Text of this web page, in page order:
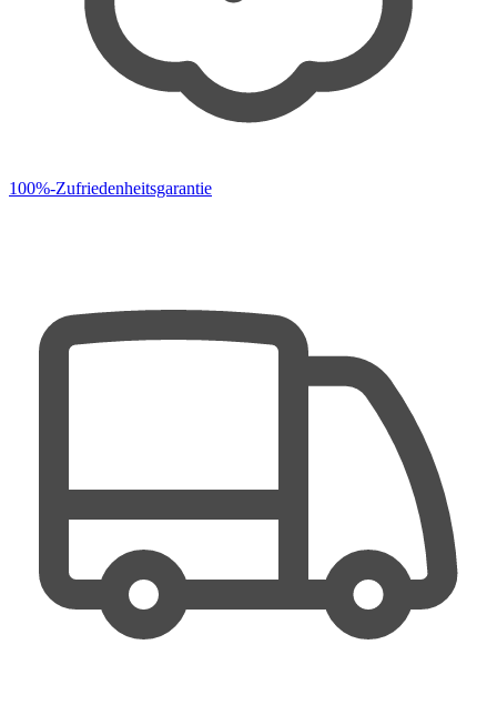
100%-Zufriedenheitsgarantie